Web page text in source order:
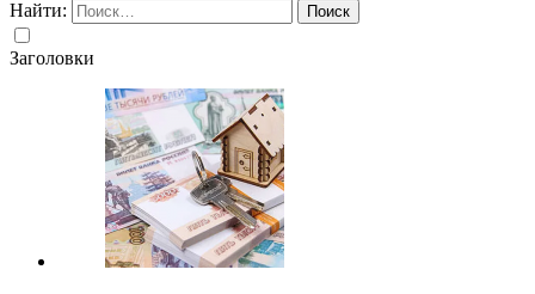
Найти:
Заголовки